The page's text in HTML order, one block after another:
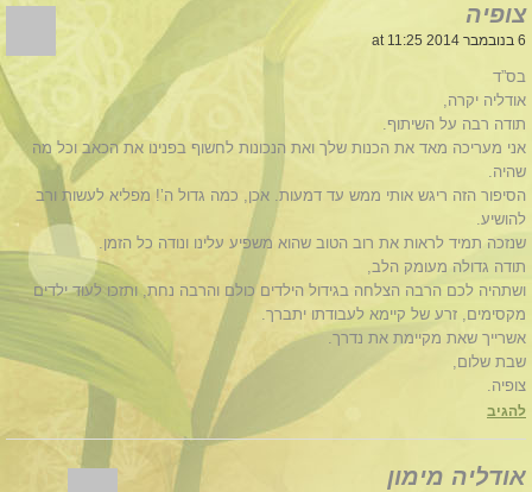
צופיה
6 בנובמבר 2014 at 11:25
בס”ד
אודליה יקרה,
תודה רבה על השיתוף.
אני מעריכה מאד את הכנות שלך ואת הנכונות לחשוף בפנינו את הכאב וכל מה
שהיה.
הסיפור הזה ריגש אותי ממש עד דמעות. אכן, כמה גדול ה’! מפליא לעשות ורב
להושיע.
שנזכה תמיד לראות את רוב הטוב שהוא משפיע עלינו ונודה כל הזמן.
תודה גדולה מעומק הלב,
ושתהיה לכם הרבה הצלחה בגידול הילדים כולם והרבה נחת, ותזכו לעוד ילדים
מקסימים, זרע של קיימא לעבודתו יתברך.
אשרייך שאת מקיימת את נדרך.
שבת שלום,
צופיה.
להגיב
אודליה מימון